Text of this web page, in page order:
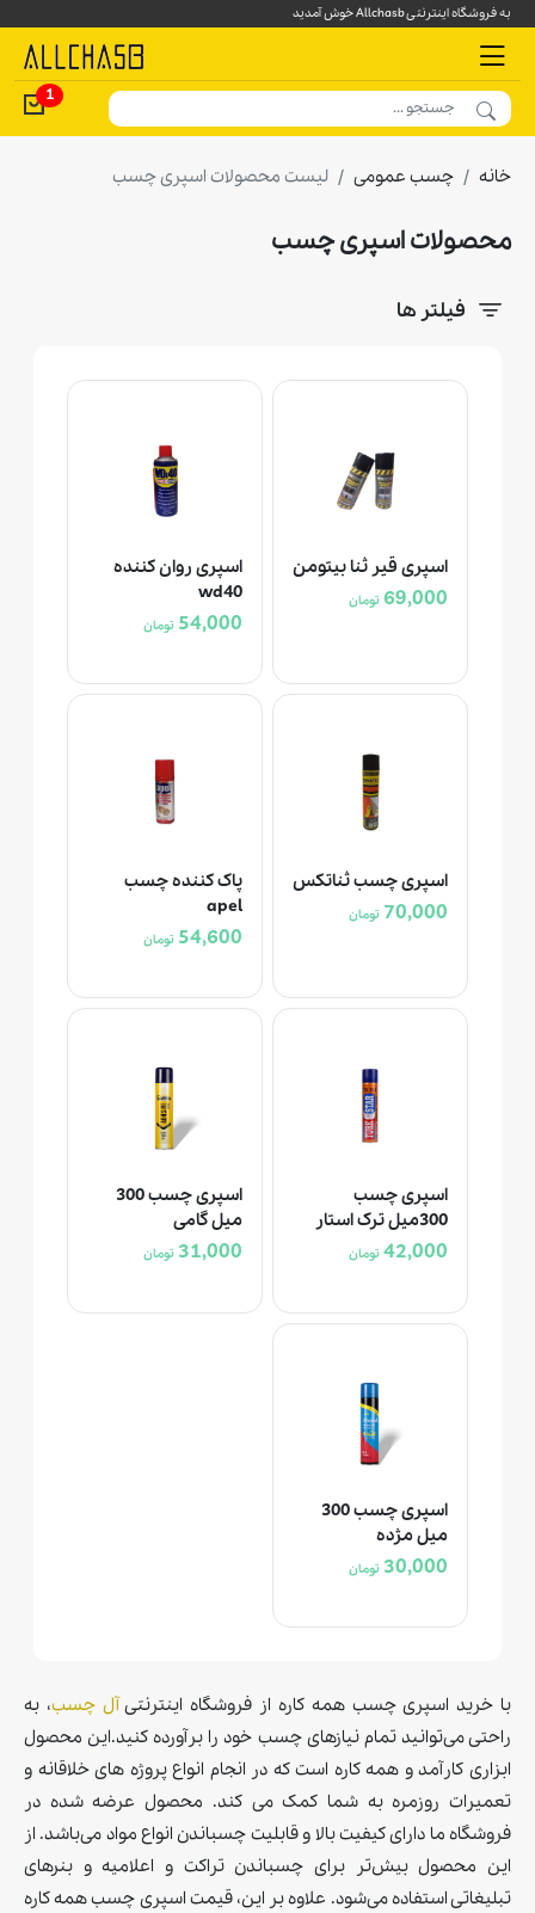
به فروشگاه اینترنتی Allchasb خوش آمدید
1
خانه چسب عمومی لیست محصولات اسپری چسب
محصولات اسپری چسب
فیلتر ها
اسپری قیر ثنا بيتومن
69,000 تومان
اسپری روان کننده
wd40
54,000 تومان
اسپری چسب ثناتکس
70,000 تومان
پاک کننده چسب
apel
54,600 تومان
اسپری چسب
300ميل ترک استار
42,000 تومان
اسپری چسب 300
میل گامی
31,000 تومان
اسپری چسب 300
میل مژده
30,000 تومان
با خرید اسپری چسب همه کاره از فروشگاه اینترنتیآل‌ چسب، به
راحتی می‌توانید تمام نیازهای چسب خود را برآورده کنید.اين محصول
ابزاری کارآمد و همه کاره است که در انجام انواع پروژه های خلاقانه و
تعمیرات روزمره به شما کمک می کند. محصول عرضه شده در
فروشگاه ما دارای کیفیت بالا و قابلیت چسباندن انواع مواد می‌باشد. از
اين محصول بيش‌تر برای چسباندن تراكت و اعلاميه و بنرهای
تبليغاتی استفاده می‌شود. علاوه بر این، قیمت اسپری چسب همه کاره